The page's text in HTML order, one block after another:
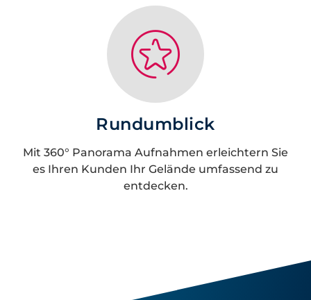
Rundumblick
Mit 360° Panorama Aufnahmen erleichtern Sie
es Ihren Kunden Ihr Gelände umfassend zu
entdecken.